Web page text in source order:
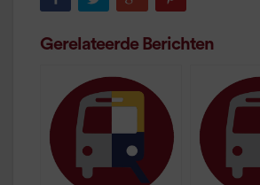
Gerelateerde Berichten